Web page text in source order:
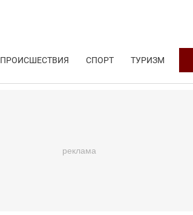
ПРОИСШЕСТВИЯ СПОРТ ТУРИЗМ